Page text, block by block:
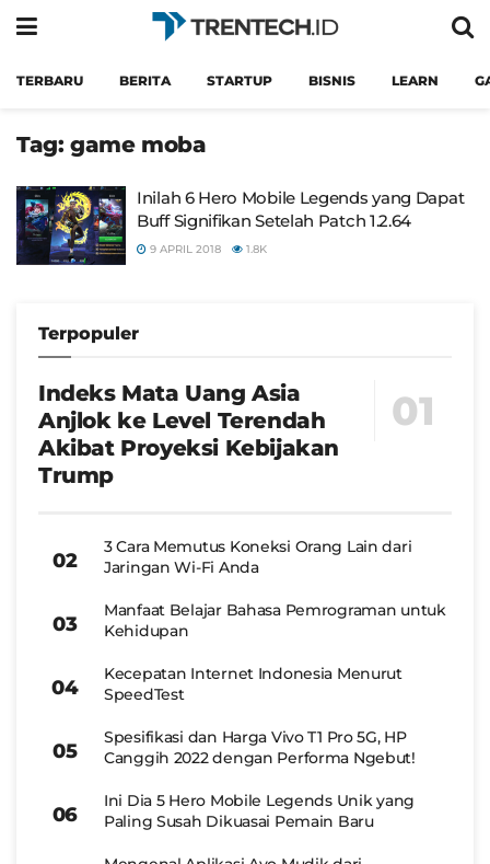
TERBARU BERITA STARTUP BISNIS LEARN
Tag: game moba
Inilah 6 Hero Mobile Legends yang Dapat
Buff Signifikan Setelah Patch 1.2.64
9 APRIL 2018 1.8K
Terpopuler
Indeks Mata Uang Asia
Anjlok ke Level Terendah
Akibat Proyeksi Kebijakan
Trump
3 Cara Memutus Koneksi Orang Lain dari
Jaringan Wi-Fi Anda
Manfaat Belajar Bahasa Pemrograman untuk
Kehidupan
Kecepatan Internet Indonesia Menurut
SpeedTest
Spesifikasi dan Harga Vivo T1 Pro 5G, HP
Canggih 2022 dengan Performa Ngebut!
Ini Dia 5 Hero Mobile Legends Unik yang
Paling Susah Dikuasai Pemain Baru